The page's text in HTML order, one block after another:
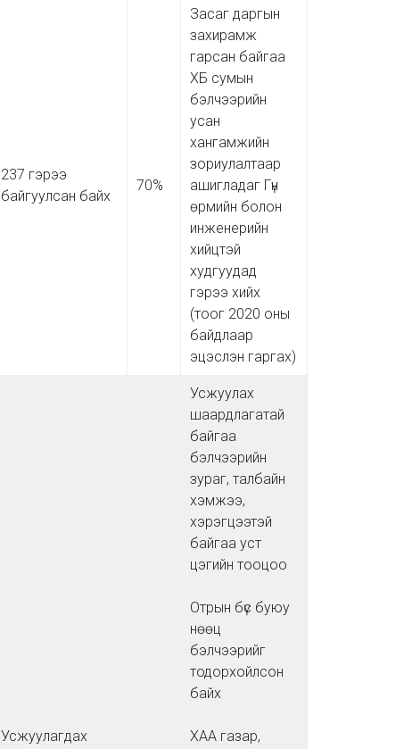
237 гэрээ
байгуулсан байх
70%
Засаг даргын
захирамж
гарсан байгаа
ХБ сумын
бэлчээрийн
усан
хангамжийн
зориулалтаар
ашигладаг Гүн
өрмийн болон
инженерийн
хийцтэй
худгуудад
гэрээ хийх
(тоог 2020 оны
байдлаар
эцэслэн гаргах)
Усжуулагдах
Усжуулах
шаардлагатай
байгаа
бэлчээрийн
зураг, талбайн
хэмжээ,
хэрэгцээтэй
байгаа уст
цэгийн тооцоо
Отрын бүс буюу
нөөц
бэлчээрийг
тодорхойлсон
байх
ХАА газар,